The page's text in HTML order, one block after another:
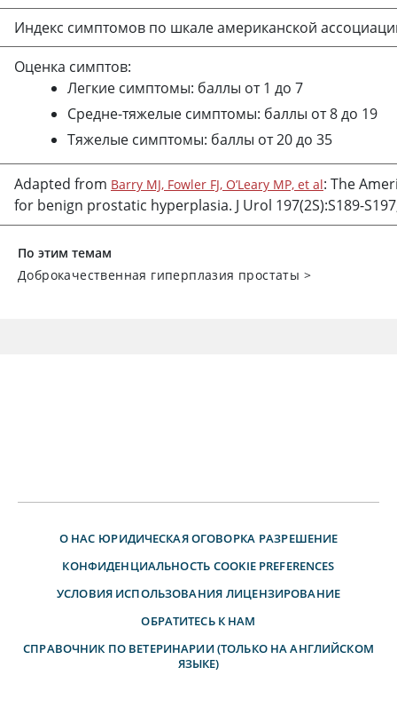
Индекс симптомов по шкале американской
Оценка симптов:
Легкие симптомы: баллы от 1 до 7
Средне-тяжелые симптомы: баллы от 8 до 19
Тяжелые симптомы: баллы от 20 до 35
Adapted from Barry MJ, Fowler FJ, O’Leary MP, et al: The
for benign prostatic hyperplasia. J Urol 197(2S):S189-
По этим темам
Доброкачественная гиперплазия простаты >
О НАС ЮРИДИЧЕСКАЯ ОГОВОРКА РАЗРЕШЕНИЕ
КОНФИДЕНЦИАЛЬНОСТЬ COOKIE PREFERENCES
УСЛОВИЯ ИСПОЛЬЗОВАНИЯ ЛИЦЕНЗИРОВАНИЕ
ОБРАТИТЕСЬ К НАМ
СПРАВОЧНИК ПО ВЕТЕРИНАРИИ (ТОЛЬКО НА АНГЛИЙСКОМ
ЯЗЫКЕ)